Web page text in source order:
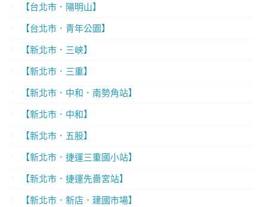
【台北市．陽明山】
【台北市．青年公園】
【新北市．三峽】
【新北市．三重】
【新北市．中和．南勢角站】
【新北市．中和】
【新北市．五股】
【新北市．捷運三重國小站】
【新北市．捷運先嗇宮站】
【新北市．新店．建國市場】